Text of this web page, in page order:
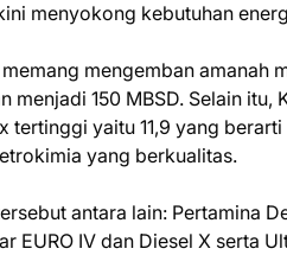
menyokong kebutuhan
mengemban amanah
menjadi 150 MBSD. Selain
tertinggi yaitu 11,9 yang
yang berkualitas.
antara lain: Pertamina
EURO IV dan Diesel X serta